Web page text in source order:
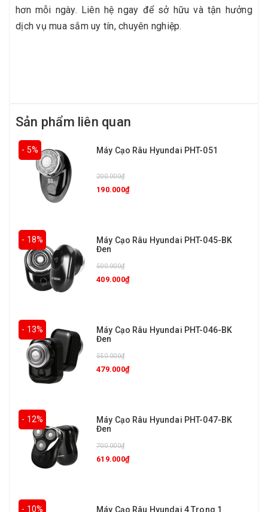
hơn mỗi ngày. Liên hệ ngay để sở hữu và tận hưởng
dịch vụ mua sắm uy tín, chuyên nghiệp.
Sản phẩm liên quan
- 5% Máy Cạo Râu Hyundai PHT-051
200.000₫
190.000₫
- 18%
Máy Cạo Râu Hyundai PHT-045-BK
Đen
500.000₫
409.000₫
- 13%
Máy Cạo Râu Hyundai PHT-046-BK
Đen
550.000₫
479.000₫
- 12%
Máy Cạo Râu Hyundai PHT-047-BK
Đen
700.000₫
619.000₫
- 10%
Máy Cạo Râu Hyundai 4 Trong 1